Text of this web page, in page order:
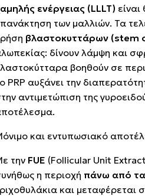
ενέργειας (LLLT)
των μαλλιών. Τα
βλαστοκυττάρων (stem
δίνουν λάμψη και
βοηθούν σε
PRP αυξάνει την
αντιμετώπιση της
και εντυπωσιακό
την FUE (Follicular Unit
η περιοχή πάνω από τα
και μεταφέρεται